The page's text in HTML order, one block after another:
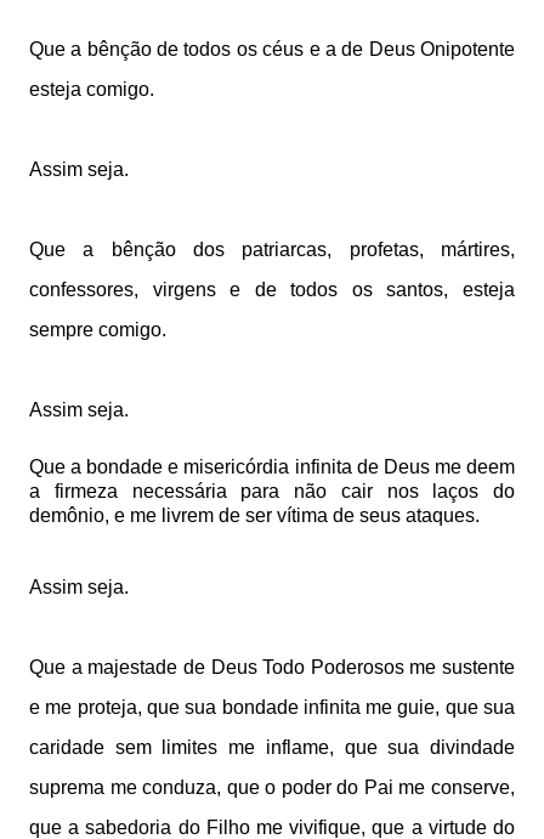
Que a bênção de todos os céus e a de Deus Onipotente
esteja comigo.
Assim seja.
Que a bênção dos patriarcas, profetas, mártires,
confessores, virgense de todos os santos, esteja
sempre comigo.
Assim seja.
Que a bondade e misericórdia infinita de Deus me deem
a firmeza necessária para não cair nos laços do
demônio, e me livrem de ser vítima de seus ataques.
Assim seja.
Que a majestade de Deus Todo Poderosos me sustente
e me proteja, que sua bondade infinita me guie, que sua
caridade sem limites me inflame, que sua divindade
suprema me conduza, que o poder do Pai me conserve,
que a sabedoria do Filho me vivifique, que a virtude do